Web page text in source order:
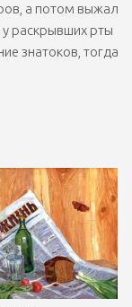
а потом выжал
раскрывших рты
знатоков, тогда